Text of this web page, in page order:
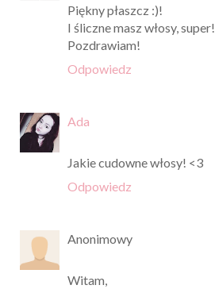
Piękny płaszcz :)!
I śliczne masz włosy, super!
Pozdrawiam!
Odpowiedz
Ada
Jakie cudowne włosy! <3
Odpowiedz
Anonimowy
Witam,